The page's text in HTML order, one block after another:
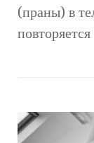
(праны) в